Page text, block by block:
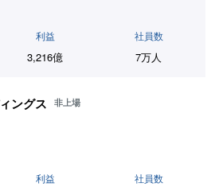
利益
3,216億
社員数
7万人
ングス 非上場
利益 社員数